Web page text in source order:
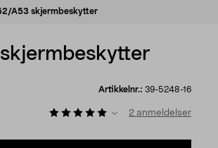
A53 skjermbeskytter
Artikkelnr.: 39-5248-16
2 anmeldelser